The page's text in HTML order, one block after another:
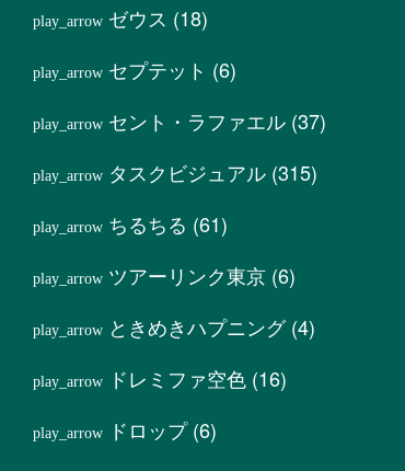
ゼウス (18)
セプテット (6)
セント・ラファエル (37)
タスクビジュアル (315)
ちるちる (61)
ツアーリンク東京 (6)
ときめきハプニング(4)
ドレミファ空色 (16)
ドロップ(6)